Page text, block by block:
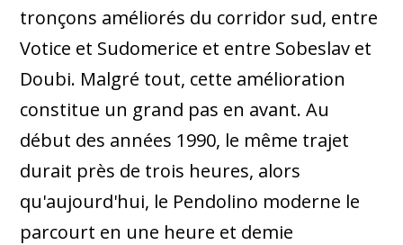
tronçons améliorés du corridor sud, entre
Votice et Sudomerice et entre Sobeslav et
Doubi. Malgré tout, cette amélioration
constitue un grand pas en avant. Au
début des années 1990, le même trajet
durait près de trois heures, alors
qu'aujourd'hui, le Pendolino moderne le
parcourt en une heure et demie